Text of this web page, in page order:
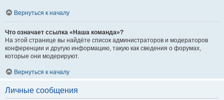
Вернуться к началу
Что означает ссылка «Наша команда»?
На этой странице вы найдёте список администраторов и модераторов
конференции и другую информацию, такую как сведения о форумах,
которые они модерируют.
Вернуться к началу
Личные сообщения